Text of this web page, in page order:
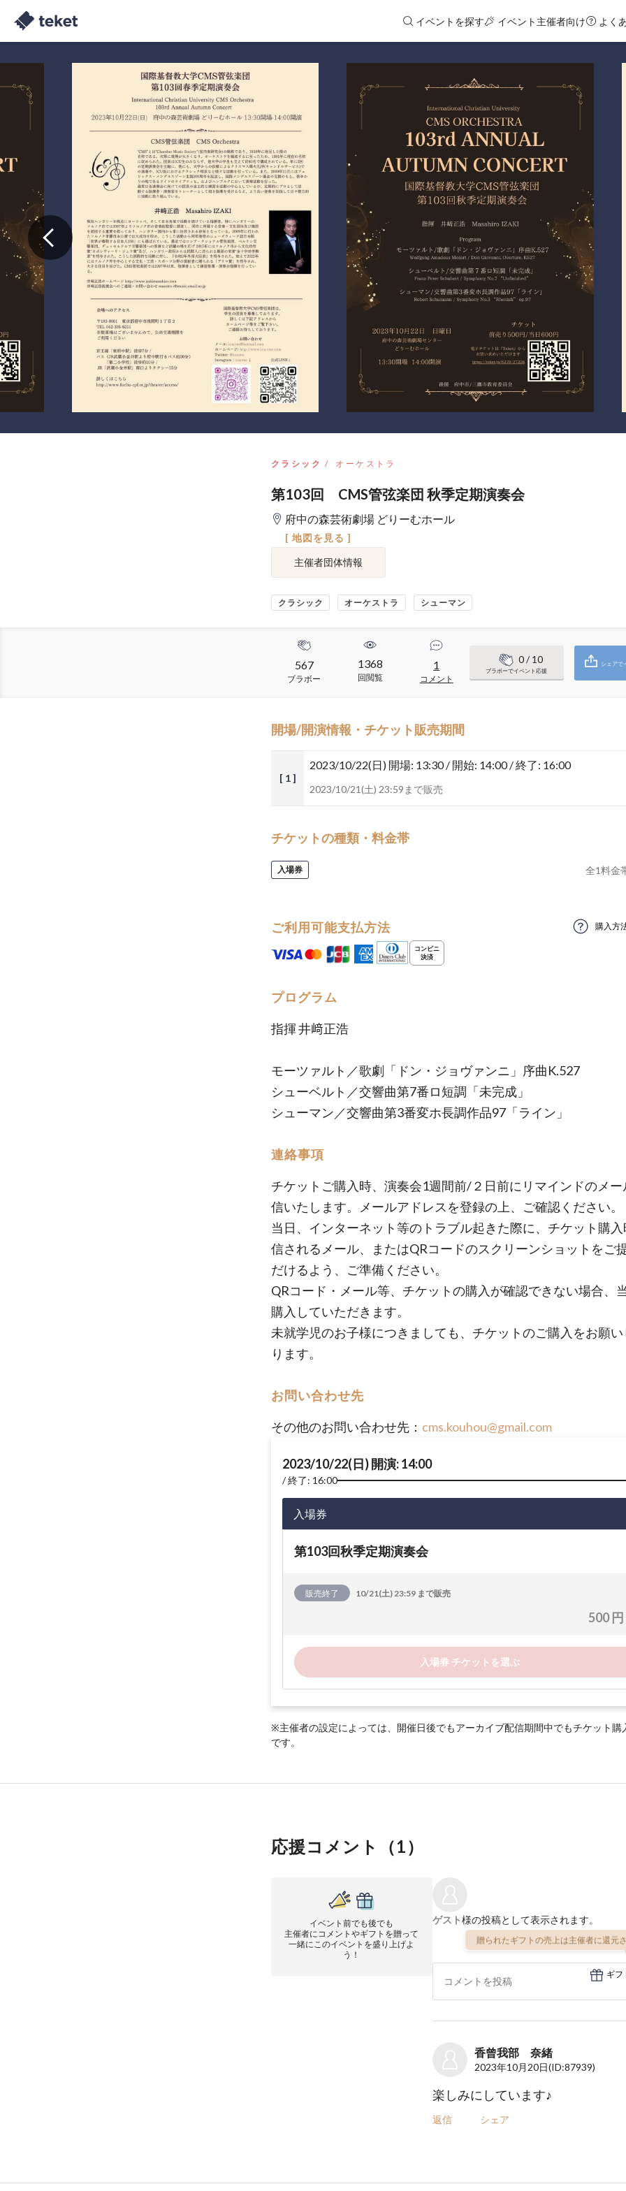
イベントを探す イベント主催者向け よく
クラシック オーケストラ
第103回 CMS管弦楽団 秋季定期演奏会
府中の森芸術劇場 どりーむホール
[ 地図を見る ]
主催者団体情報
クラシック オーケストラ シューマン
567
ブラボー
1368
回閲覧
1
コメント
0/ 10
ブラボーでイベント応援
シェアで
開場/開演情報・チケット販売期間
[ 1 ]
2023/10/22(日) 開場: 13:30 / 開始: 14:00 / 終了: 16:00
2023/10/21(土) 23:59まで販売
チケットの種類・料金帯
入場券 全1料金
ご利用可能支払方法 購入方
プログラム
指揮 井﨑正浩
モーツァルト／歌劇「ドン・ジョヴァンニ」序曲K.527
シューベルト／交響曲第7番ロ短調「未完成」
シューマン／交響曲第3番変ホ長調作品97「ライン」
連絡事項
チケットご購入時、演奏会1週間前/２日前にリマインドのメー
信いたします。メールアドレスを登録の上、ご確認ください。
当日、インターネット等のトラブル起きた際に、チケット購入
信されるメール、またはQRコードのスクリーンショットをご
だけるよう、ご準備ください。
QRコード・メール等、チケットの購入が確認できない場合、
購入していただきます。
未就学児のお子様につきましても、チケットのご購入をお願い
ります。
お問い合わせ先
その他のお問い合わせ先： cms.kouhou@gmail.com
2023/10/22(日) 開演: 14:00
終了: 16:00
入場券
第103回秋季定期演奏会
販売終了 10/21(土) 23:59 まで販売
500 円
入場券 チケットを選ぶ
※主催者の設定によっては、開催日後でもアーカイブ配信期間中でもチケット購
です。
応援コメント（1）
イベント前でも後でも
主催者にコメントやギフトを贈って
一緒にこのイベントを盛り上げよ
う！
ゲスト様の投稿として表示されます。
贈られたギフトの売上は主催者に還元
ギフ
香曾我部 奈緒
2023年10月20日(ID:87939)
楽しみにしています♪
返信 シェア